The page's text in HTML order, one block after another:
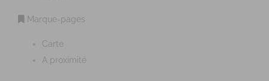
Marque-pages
Carte
A proximité